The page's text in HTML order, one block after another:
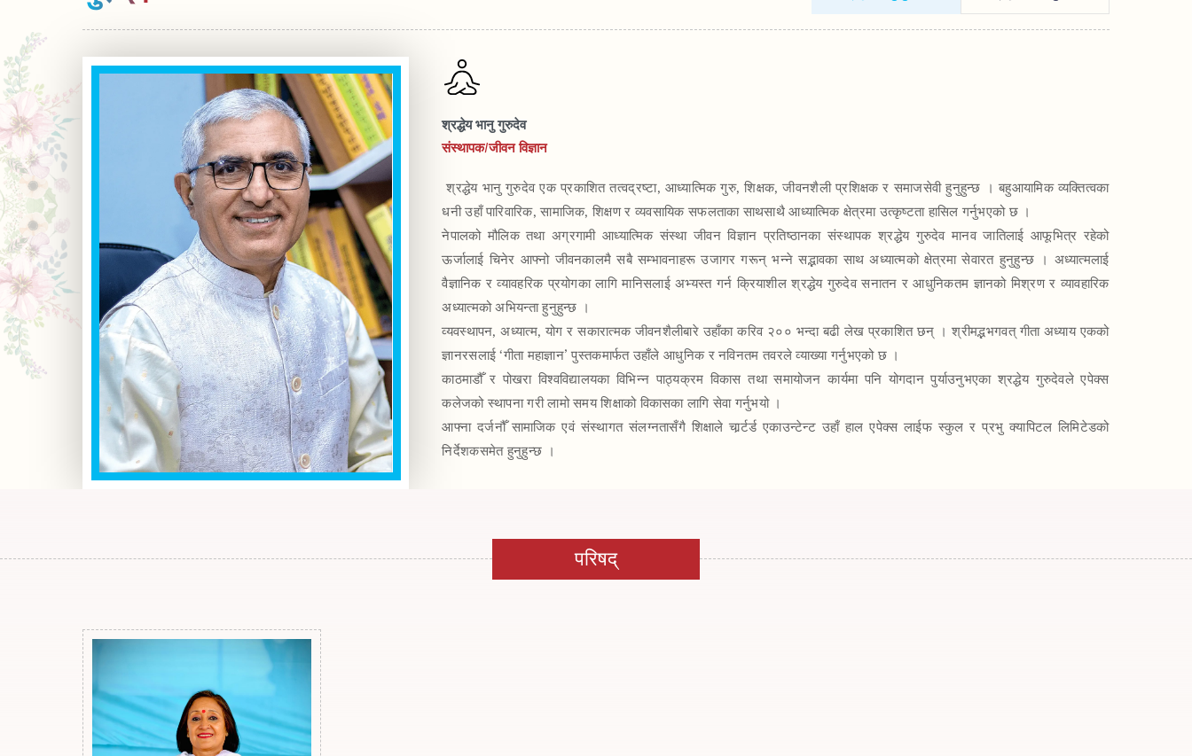
श्रद्धेय भानु गुरुदेव
संस्थापक/जीवन विज्ञान
श्रद्धेय भानु गुरुदेव एक प्रकाशित तत्वद्रष्टा, आध्यात्मिक गुरु, शिक्षक, जीवनशैली प्रशिक्षक र समाजसेवी हुनुहुन्छ । बहुआयामिक व्यक्तित्वका
धनी उहाँ पारिवारिक, सामाजिक, शिक्षण र व्यवसायिक सफलताका साथसाथै आध्यात्मिक क्षेत्रमा उत्कृष्टता हासिल गर्नुभएको छ ।
नेपालको मौलिक तथा अग्रगामी आध्यात्मिक संस्था जीवन विज्ञान प्रतिष्ठानका संस्थापक श्रद्धेय गुरुदेव मानव जातिलाई आफूभित्र रहेको
ऊर्जालाई चिनेर आफ्नो जीवनकालमै सबै सम्भावनाहरू उजागर गरून् भन्ने सद्भावका साथ अध्यात्मको क्षेत्रमा सेवारत हुनुहुन्छ । अध्यात्मलाई
वैज्ञानिक र व्यावहरिक प्रयोगका लागि मानिसलाई अभ्यस्त गर्न क्रियाशील श्रद्धेय गुरुदेव सनातन र आधुनिकतम ज्ञानको मिश्रण र व्यावहारिक
अध्यात्मको अभियन्ता हुनुहुन्छ ।
व्यवस्थापन, अध्यात्म, योग र सकारात्मक जीवनशैलीबारे उहाँका करिव २०० भन्दा बढी लेख प्रकाशित छन् । श्रीमद्भभगवत् गीता अध्याय एकको
ज्ञानरसलाई ‘गीता महाज्ञान’ पुस्तकमार्फत उहाँले आधुनिक र नविनतम तवरले व्याख्या गर्नुभएको छ ।
काठमाडौँ र पोखरा विश्वविद्यालयका विभिन्न पाठ्यक्रम विकास तथा समायोजन कार्यमा पनि योगदान पुर्याउनुभएका श्रद्धेय गुरुदेवले एपेक्स
कलेजको स्थापना गरी लामो समय शिक्षाको विकासका लागि सेवा गर्नुभयो ।
आफ्ना दर्जनौँ सामाजिक एवं संस्थागत संलग्नतासँगै शिक्षाले चार्र्टर्ड एकाउन्टेन्ट उहाँ हाल एपेक्स लाईफ स्कुल र प्रभु क्यापिटल लिमिटेडको
परिषद्